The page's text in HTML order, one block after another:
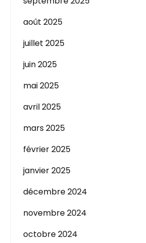
août 2025
juillet 2025
juin 2025
mai 2025
avril 2025
mars 2025
février 2025
janvier 2025
décembre 2024
novembre 2024
octobre 2024